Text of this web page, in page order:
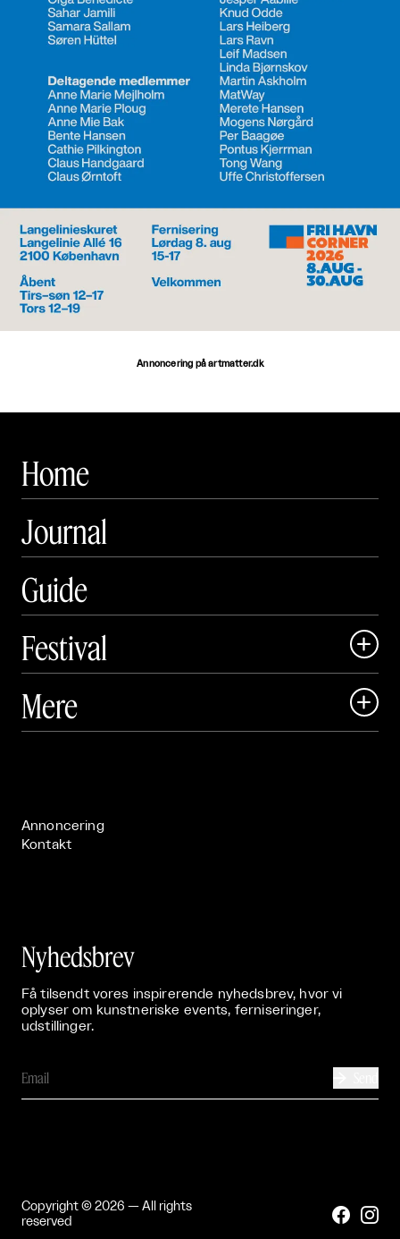
Annoncering på artmatter.dk
Home
Journal
Guide
Festival

 Art Matter Festival
Mere 
Annoncering
Kontakt
Nyhedsbrev
Få tilsendt vores inspirerende nyhedsbrev, hvor vi
oplyser om kunstneriske events, ferniseringer,
udstillinger.
Copyright © 2026 — All rights
reserved
 